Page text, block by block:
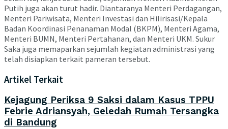
Putih juga akan turut hadir. Diantaranya Menteri Perdagangan,
Menteri Pariwisata, Menteri Investasi dan Hilirisasi/Kepala
Badan Koordinasi Penanaman Modal (BKPM), Menteri Agama,
Menteri BUMN, Menteri Pertahanan, dan Menteri UKM. Sukur
Saka juga memaparkan sejumlah kegiatan administrasi yang
telah disiapkan terkait pameran tersebut.
Artikel Terkait
Kejagung Periksa 9 Saksi dalam Kasus TPPU
Febrie Adriansyah, Geledah Rumah Tersangka
di Bandung